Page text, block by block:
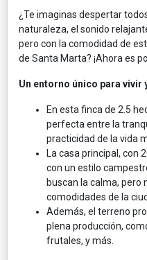
¿Te imaginas despertar
naturaleza, el sonido
pero con la comodidad de
de Santa Marta? ¡Ahora es
Un entorno único para vivir
En esta finca de 2.5
perfecta entre la
practicidad de la vida
La casa principal, con
con un estilo
buscan la calma, pero
comodidades de la
Además, el terreno
plena producción,
frutales, y más.